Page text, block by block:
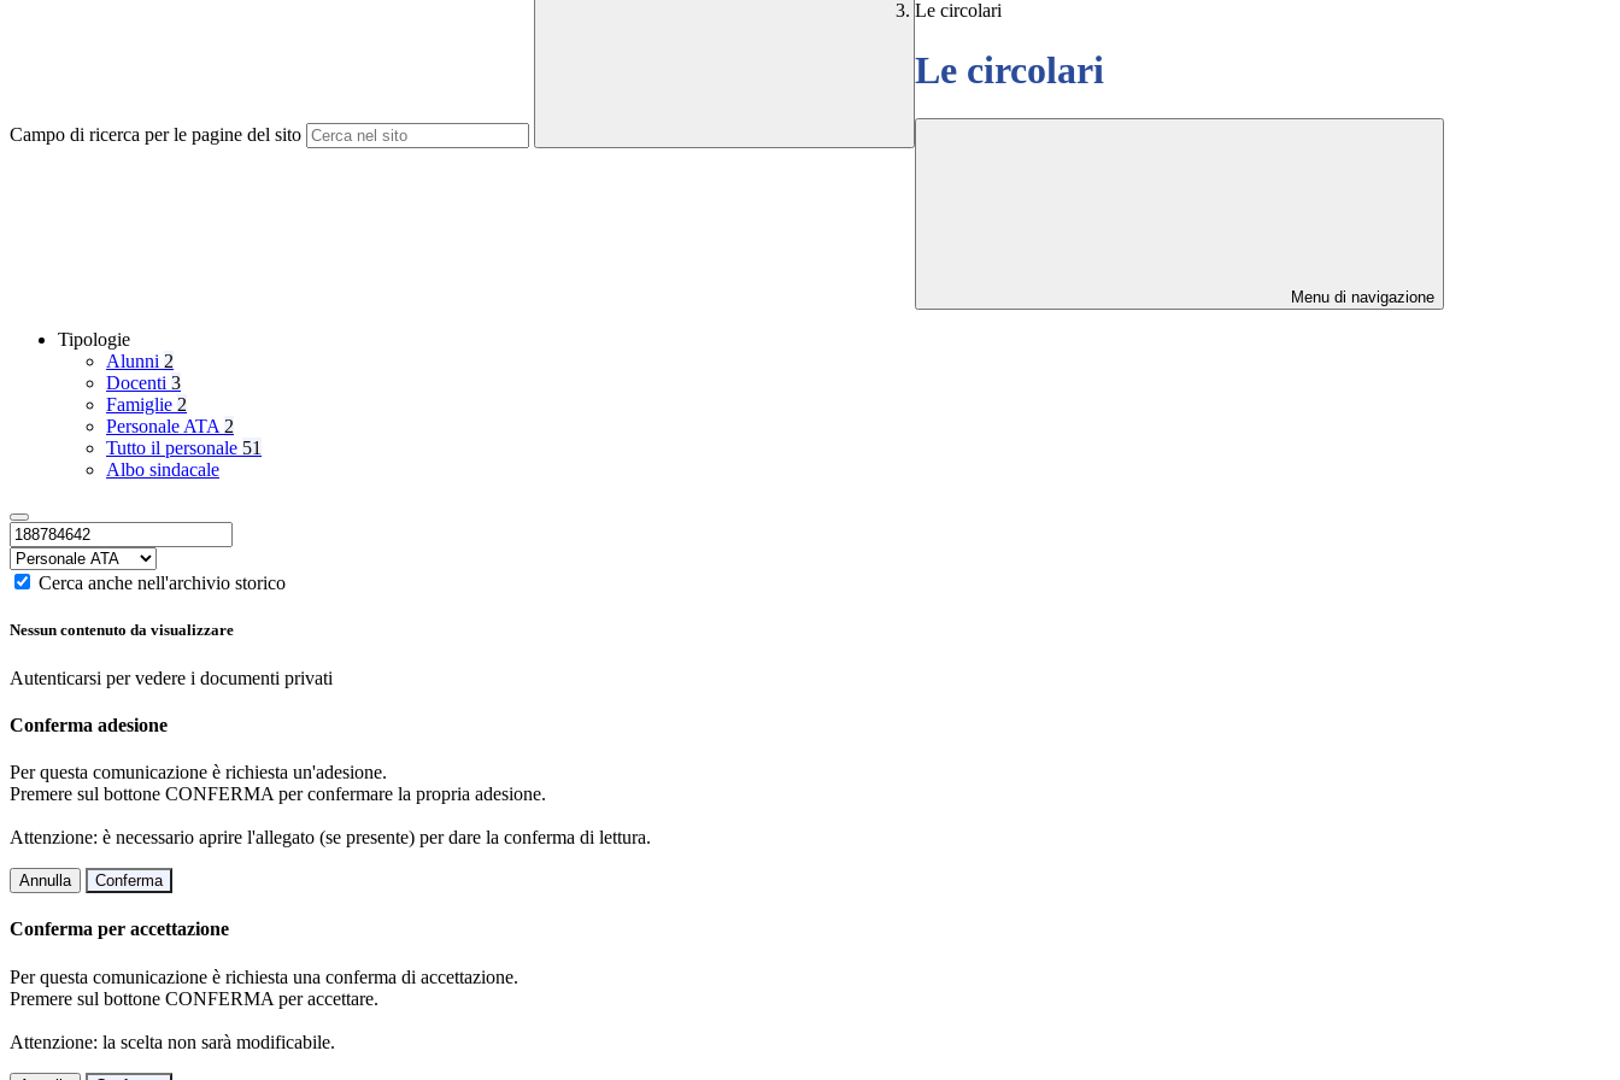
Campo di ricerca per le pagine del sito
Le circolari
Le circolari
Menu di navigazione
Tipologie
Alunni 2
Docenti 3
Famiglie 2
Personale ATA 2
Tutto il personale 51
Albo sindacale
Cerca anche nell'archivio storico
Nessun contenuto da visualizzare
Autenticarsi per vedere i documenti privati
Conferma adesione
Per questa comunicazione è richiesta un'adesione.
Premere sul bottone CONFERMA per confermare la propria adesione.
Attenzione: è necessario aprire l'allegato (se presente) per dare la conferma di lettura.
Annulla Conferma
Conferma per accettazione
Per questa comunicazione è richiesta una conferma di accettazione.
Premere sul bottone CONFERMA per accettare.
Attenzione: la scelta non sarà modificabile.